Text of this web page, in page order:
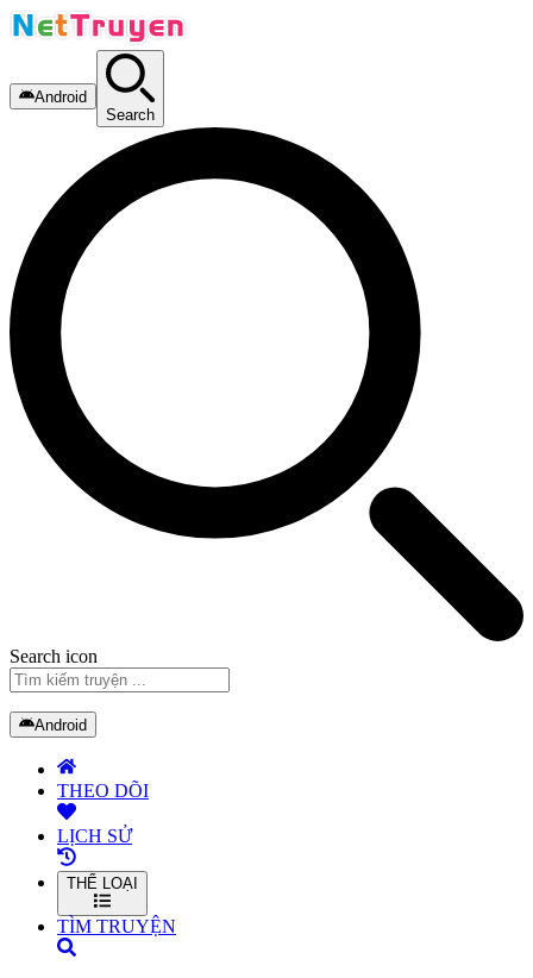
Android
Search
Search icon
Android
THEO DÕI
LỊCH SỬ
THỂ LOẠI
TÌM TRUYỆN